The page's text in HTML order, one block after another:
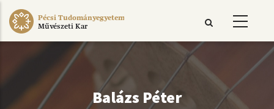
Ugrás
Pécsi Tudományegyetem
Művészeti Kar
Balázs Péter